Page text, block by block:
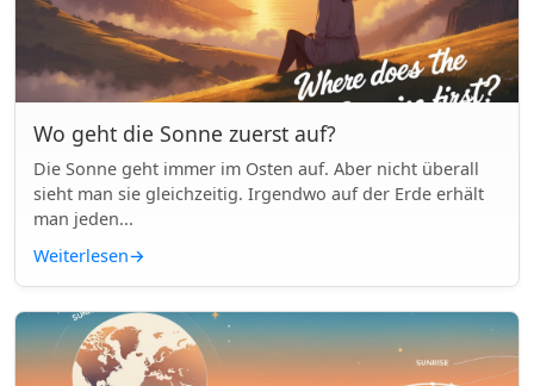
Wo geht die Sonne zuerst auf?
Die Sonne geht immer im Osten auf. Aber nicht überall
sieht man sie gleichzeitig. Irgendwo auf der Erde erhält
man jeden...
Weiterlesen→